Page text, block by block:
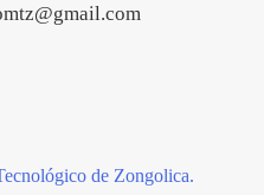
de Zongolica.